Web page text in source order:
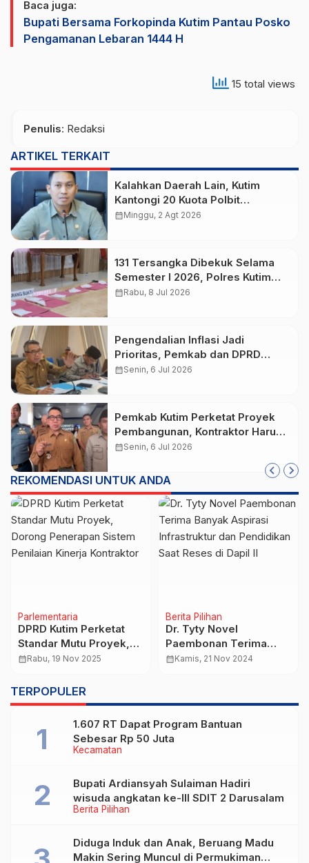
Baca juga:
Bupati Bersama Forkopinda Kutim Pantau Posko
Pengamanan Lebaran 1444 H
15 total views
Penulis: Redaksi
ARTIKEL TERKAIT
Kalahkan Daerah Lain, Kutim
Kantongi 20 Kuota Polbit
Kemenhub untuk Putra Daerah
calendar_monthMinggu, 2 Agt 2026
131 Tersangka Dibekuk Selama
Semester I 2026, Polres Kutim
Ungkap 112 Kasus Narkoba
calendar_monthRabu, 8 Jul 2026
Pengendalian Inflasi Jadi
Prioritas, Pemkab dan DPRD
Kutim Perkuat Sinergi Jaga
calendar_monthSenin, 6 Jul 2026
Pemkab Kutim Perketat Proyek
Pembangunan, Kontraktor Harus
Siap Modal dan Tanggung Jawab
calendar_monthSenin, 6 Jul 2026
REKOMENDASI UNTUK ANDA
Parlementaria
DPRD Kutim Perketat
Standar Mutu Proyek,
Dorong Penerapan
Kontraktor
calendar_monthRabu, 19 Nov 2025
Berita Pilihan
Dr. Tyty Novel
Paembonan Terima
Banyak Aspirasi
di Dapil II
calendar_monthKamis, 21 Nov 2024
TERPOPULER
Kecamatan
1.607 RT Dapat Program Bantuan
Sebesar Rp 50 Juta
Berita Pilihan
Bupati Ardiansyah Sulaiman Hadiri
wisuda angkatan ke-III SDIT 2 Darusalam
Diduga Induk dan Anak, Beruang Madu
Makin Sering Muncul di Permukiman